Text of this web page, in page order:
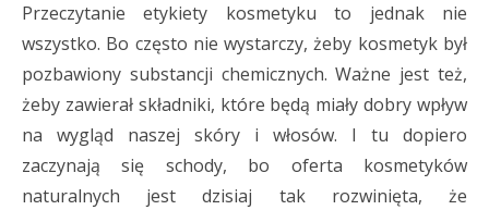
Przeczytanie etykiety kosmetyku to jednak nie
wszystko. Bo często nie wystarczy, żeby kosmetyk był
pozbawiony substancji chemicznych. Ważne jest też,
żeby zawierał składniki, które będą miały dobry wpływ
na wygląd naszej skóry i włosów. I tu dopiero
zaczynają się schody, bo oferta kosmetyków
naturalnych jest dzisiaj tak rozwinięta, że